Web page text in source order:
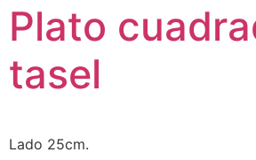
Plato
tasel
Lado 25cm.